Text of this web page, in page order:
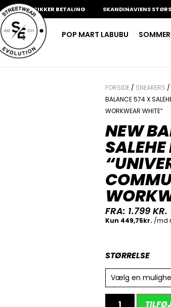
100% SIKKER BETALING SKANDINAVIENS STØRSTE
POP MART LABUBU
FORSIDE/ SNEAKERS /
BALANCE 574 X
WORKWEAR WHITE”
NEW
FRA: 1.799 KR.
STØRRELSE
Vælg en